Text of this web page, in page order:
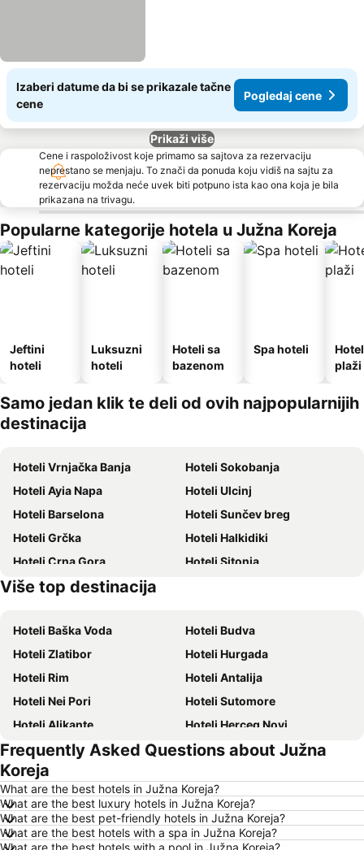
Izaberi datume da bi se prikazale tačne
cene
Pogledaj cene
Prikaži više
Cene i raspoloživost koje primamo sa sajtova za rezervaciju
neprestano se menjaju. To znači da ponuda koju vidiš na sajtu za
rezervaciju možda neće uvek biti potpuno ista kao ona koja je bila
prikazana na trivagu.
Popularne kategorije hotela u Južna Koreja
Jeftini
hoteli
Luksuzni
hoteli
Hoteli sa
bazenom
Spa hoteli
plaži
Samo jedan klik te deli od ovih najpopularnijih
destinacija
Hoteli Vrnjačka Banja
Hoteli Sokobanja
Hoteli Ayia Napa
Hoteli Ulcinj
Hoteli Barselona
Hoteli Sunčev breg
Hoteli Grčka
Hoteli Halkidiki
Hoteli Crna Gora
Hoteli Sitonia
Hoteli Majorka
Više top destinacija
Hoteli Baška Voda
Hoteli Budva
Hoteli Zlatibor
Hoteli Hurgada
Hoteli Rim
Hoteli Antalija
Hoteli Nei Pori
Hoteli Sutomore
Hoteli Alikante
Hoteli Herceg Novi
Hoteli Bečići
Hoteli Algero
Hoteli Petrovac
Hoteli Ohrid
Hoteli Ljoret de Mar
Hoteli Atina
Hoteli Solun
Hoteli Nica
Hoteli Krit
Frequently Asked Questions about Južna
Koreja
What are the best hotels in Južna Koreja?
What are the best luxury hotels in Južna Koreja?
What are the best pet-friendly hotels in Južna Koreja?
What are the best hotels with a spa in Južna Koreja?
What are the best hotels with a pool in Južna Koreja?